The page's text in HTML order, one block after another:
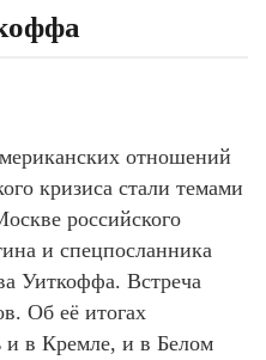
отношений
кризиса стали темами
российского
и спецпосланника
Уиткоффа. Встреча
Об её итогах
и в Кремле, и в Белом